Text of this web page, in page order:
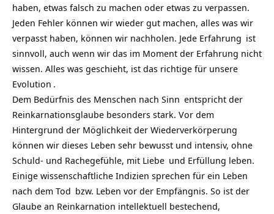
haben, etwas falsch zu machen oder etwas zu verpassen.
Jeden Fehler können wir wieder gut machen, alles was wir
verpasst haben, können wir nachholen. Jede Erfahrung ist
sinnvoll, auch wenn wir das im Moment der Erfahrung nicht
wissen. Alles was geschieht, ist das richtige für unsere
Evolution .
Dem Bedürfnis des Menschen nach Sinn entspricht der
Reinkarnationsglaube besonders stark. Vor dem
Hintergrund der Möglichkeit der Wiederverkörperung
können wir dieses Leben sehr bewusst und intensiv, ohne
Schuld- und Rachegefühle, mit Liebe und Erfüllung leben.
Einige wissenschaftliche Indizien sprechen für ein Leben
nach dem Tod bzw. Leben vor der Empfängnis. So ist der
Glaube an Reinkarnation intellektuell bestechend,